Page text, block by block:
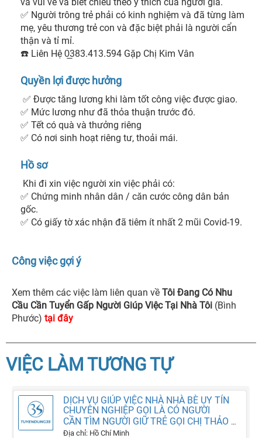
✅ Người trông trẻ phải có kinh nghiệm và đã từng làm
mẹ, yêu thương trẻ con và đặc biệt phải là người cẩn
thận và tỉ mỉ.
☎️ Liên Hệ 0̲383.413.594 Gặp Chị Kim Vân
Quyền lợi được hưởng
✅ Mức lương như đã thỏa thuận trước đó.
✅ Tết có quà và thưởng riêng
✅ Có nơi sinh hoạt riêng tư, thoải mái.
Hồ sơ
✅ Chứng minh nhân dân / căn cước công dân bản
gốc.
✅ Có giấy tờ xác nhận đã tiêm ít nhất 2 mũi Covid-19.
Công việc gợi ý
Xem thêm các việc làm liên quan về Tôi Đang Có Nhu
Cầu Cần Tuyển Gấp Người Giúp Việc Tại Nhà Tôi (Bình
Phước) tại đây
VIỆC LÀM TƯƠNG TỰ
DỊCH VỤ GIÚP VIỆC NHÀ NHÀ BÈ UY TÍN
CHUYÊN NGHIỆP GỌI LÀ CÓ NGƯỜI
CẦN TÌM NGƯỜI GIỮ TRẺ GỌI CHỊ THẢO DỊCH VỤ SAO MAI LÀ CÓ NGƯỜI
Địa chỉ: Hồ Chí Minh